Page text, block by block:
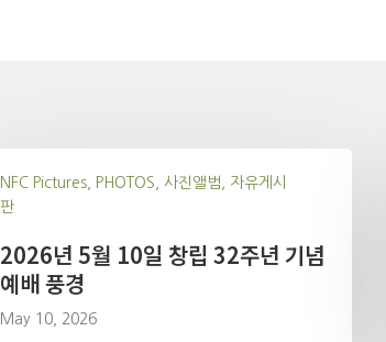
NFC Pictures, PHOTOS, 사진앨범, 자유게시
판
2026년 5월 10일 창립 32주년 기념
예배 풍경
May 10, 2026